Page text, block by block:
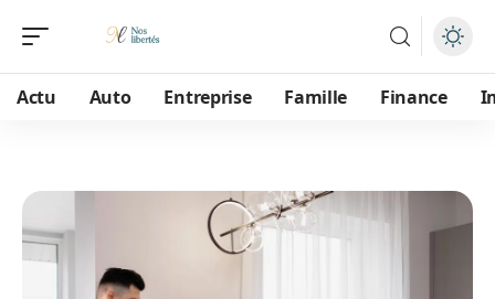
Actu Auto Entreprise Famille Finance